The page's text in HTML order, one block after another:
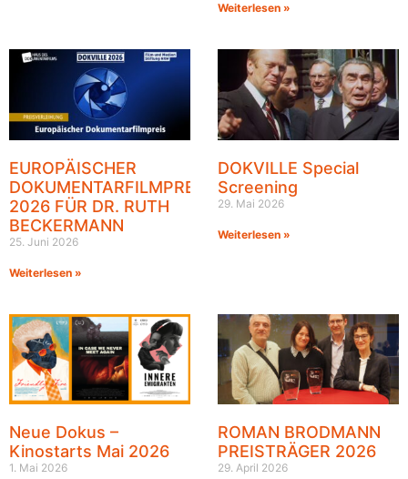
Weiterlesen »
EUROPÄISCHER
DOKUMENTARFILMPREIS
2026 FÜR DR. RUTH
BECKERMANN
25. Juni 2026
Weiterlesen »
DOKVILLE Special
Screening
29. Mai 2026
Weiterlesen »
Neue Dokus –
Kinostarts Mai 2026
1. Mai 2026
ROMAN BRODMANN
PREISTRÄGER 2026
29. April 2026